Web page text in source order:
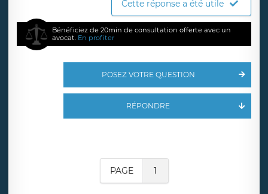
Cette réponse a été utile
Bénéficiez de 20min de consultation offerte avec un
avocat. En profiter
POSEZ VOTRE QUESTION
RÉPONDRE
PAGE 1